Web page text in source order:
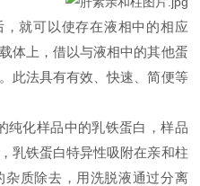
就可以使存在液相中的相应
体上，借以与液相中的其他蛋
此法具有有效、快速、简便等
化样品中的乳铁蛋白，样品
乳铁蛋白特异性吸附在亲和柱
杂质除去，用洗脱液通过分离